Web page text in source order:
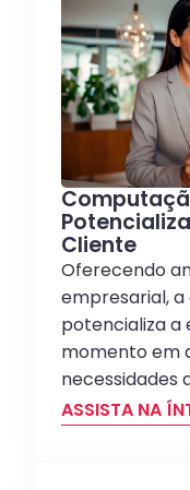
Cliente
Oferecendo
empresarial,
potencializa a
momento em
necessidades
ASSISTA NA